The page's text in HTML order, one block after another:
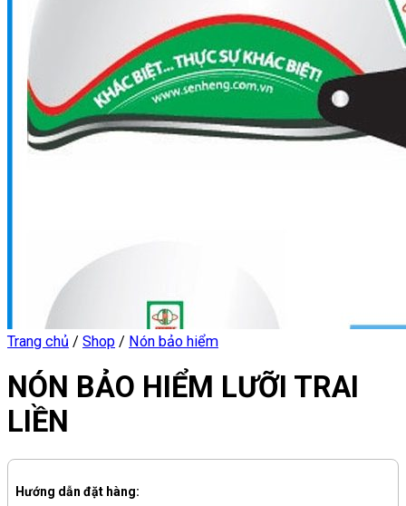
Trang chủ / Shop / Nón bảo hiểm
NÓN BẢO HIỂM LƯỠI TRAI
LIỀN
Hướng dẫn đặt hàng: